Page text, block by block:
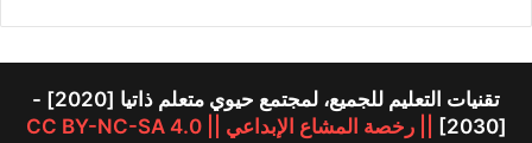
تقنيات التعليم للجميع، لمجتمع حيوي متعلم ذاتيا [2020] -
[2030]
|| رخصة المشاع الإبداعي || CC BY-NC-SA 4.0